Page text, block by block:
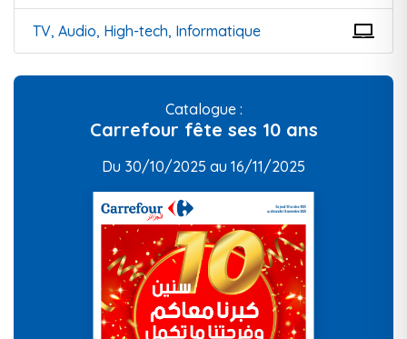
TV, Audio, High-tech, Informatique
Catalogue :
Carrefour fête ses 10 ans
Du 30/10/2025 au 16/11/2025